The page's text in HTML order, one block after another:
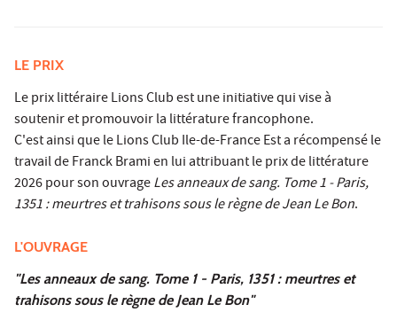
LE PRIX
Le prix littéraire Lions Club est une initiative qui vise à
soutenir et promouvoir la littérature francophone.
C'est ainsi que le Lions Club Ile-de-France Est a récompensé le
travail de Franck Brami en lui attribuant le prix de littérature
2026 pour son ouvrageLes anneaux de sang. Tome 1 - Paris,
1351 : meurtres et trahisons sous le règne de Jean Le Bon.
L'OUVRAGE
"Les anneaux de sang. Tome 1 - Paris, 1351 : meurtres et
trahisons sous le règne de Jean Le Bon"